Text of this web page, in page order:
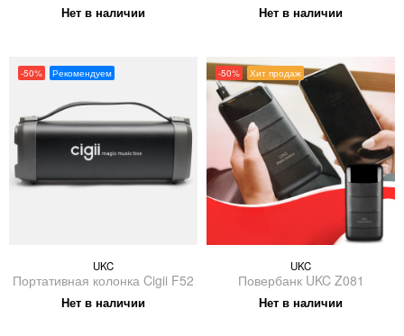
Нет в наличии Нет в наличии
-50% Рекомендуем
UKC
Портативная колонка Cigii F52
Нет в наличии
-50% Хит продаж
UKC
Повербанк UKC Z081
Нет в наличии